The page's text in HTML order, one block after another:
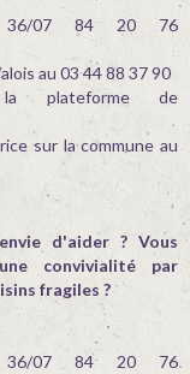
07 84 20 76
au 03 44 88 37 90
plateforme de
sur la commune au
d'aider ? Vous
convivialité par
fragiles ?
07 84 20 76